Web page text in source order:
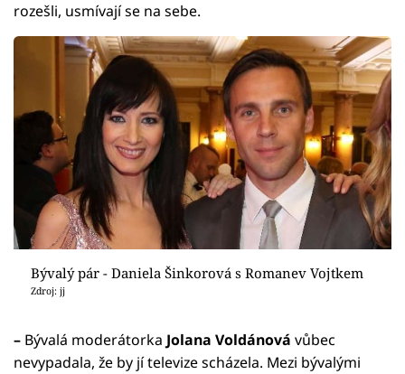
rozešli, usmívají se na sebe.
Bývalý pár - Daniela Šinkorová s Romanev Vojtkem
Zdroj: jj
– Bývalá moderátorka Jolana Voldánová vůbec
nevypadala, že by jí televize scházela. Mezi bývalými